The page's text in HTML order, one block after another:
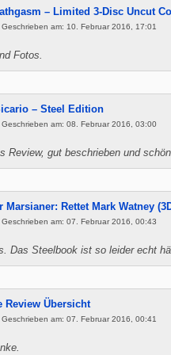
– Limited 3-Disc Uncut
am: 10. Februar 2016, 17:01
Fotos.
– Steel Edition
am: 08. Februar 2016, 03:00
Review, gut beschrieben und
Marsianer: Rettet Mark Watney
am: 07. Februar 2016, 00:43
Das Steelbook ist so leider echt
Review Übersicht
am: 07. Februar 2016, 00:41